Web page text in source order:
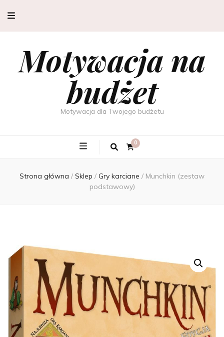
Motywacja na
budżet
Motywacja dla Twojego budżetu
0
Strona główna / Sklep / Gry karciane / Munchkin (zestaw
podstawowy)